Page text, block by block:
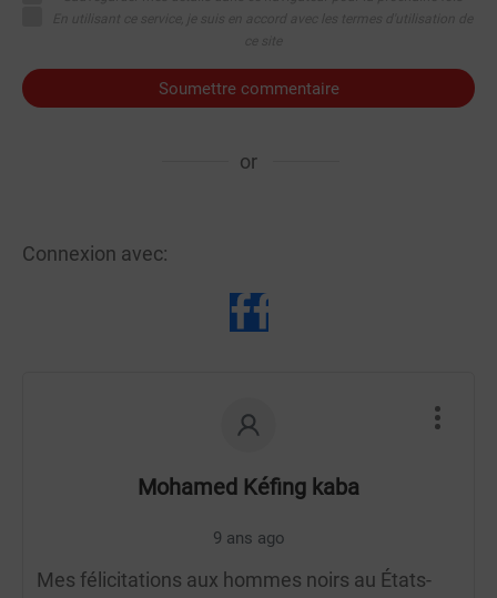
Soumettre commentaire
or
Connexion avec:
Mohamed Kéfing kaba
9 ans ago
Mes félicitations aux hommes noirs au États-